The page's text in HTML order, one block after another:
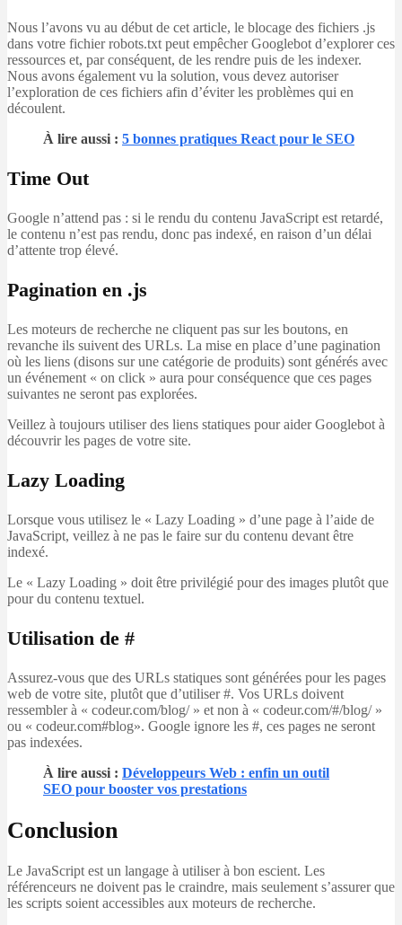
Nous l’avons vu au début de cet article, le blocage des fichiers .js
dans votre fichier robots.txt peut empêcher Googlebot d’explorer ces
ressources et, par conséquent, de les rendre puis de les indexer.
Nous avons également vu la solution, vous devez autoriser
l’exploration de ces fichiers afin d’éviter les problèmes qui en
découlent.
À lire aussi : 5 bonnes pratiques React pour le SEO
Time Out
Google n’attend pas : si le rendu du contenu JavaScript est retardé,
le contenu n’est pas rendu, donc pas indexé, en raison d’un délai
d’attente trop élevé.
Pagination en .js
Les moteurs de recherche ne cliquent pas sur les boutons, en
revanche ils suivent des URLs. La mise en place d’une pagination
où les liens (disons sur une catégorie de produits) sont générés avec
un événement « on click » aura pour conséquence que ces pages
suivantes ne seront pas explorées.
Veillez à toujours utiliser des liens statiques pour aider Googlebot à
découvrir les pages de votre site.
Lazy Loading
Lorsque vous utilisez le « Lazy Loading » d’une page à l’aide de
JavaScript, veillez à ne pas le faire sur du contenu devant être
indexé.
Le « Lazy Loading » doit être privilégié pour des images plutôt que
pour du contenu textuel.
Utilisation de #
Assurez-vous que des URLs statiques sont générées pour les pages
web de votre site, plutôt que d’utiliser #. Vos URLs doivent
ressembler à « codeur.com/blog/ » et non à « codeur.com/#/blog/ »
ou « codeur.com#blog». Google ignore les #, ces pages ne seront
pas indexées.
À lire aussi : Développeurs Web : enfin un outil
SEO pour booster vos prestations
Conclusion
Le JavaScript est un langage à utiliser à bon escient. Les
référenceurs ne doivent pas le craindre, mais seulement s’assurer que
les scripts soient accessibles aux moteurs de recherche.